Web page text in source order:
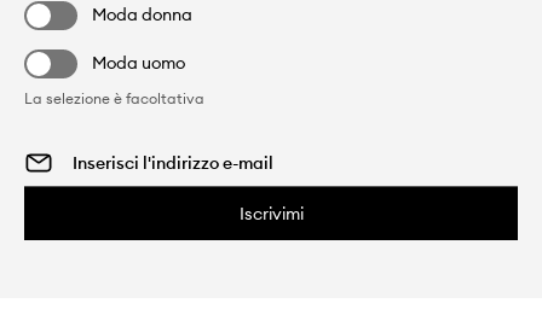
Moda donna
Moda uomo
La selezione è facoltativa
Iscrivimi